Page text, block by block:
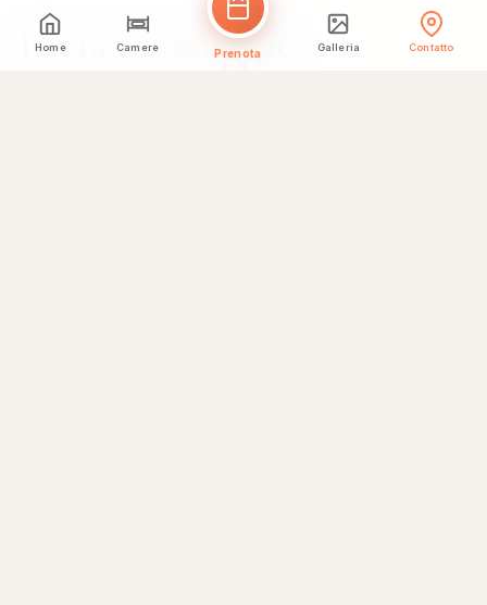
Invia messaggio
Home Camere Prenota Galleria Contatto